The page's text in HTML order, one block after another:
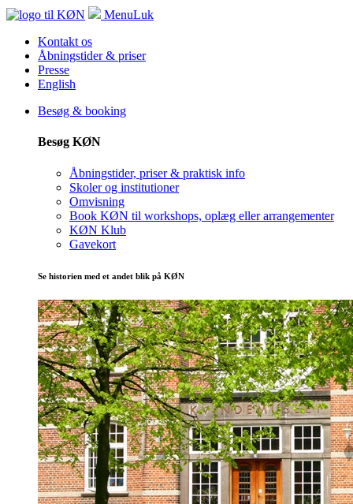
MenuLuk
Kontakt os
Åbningstider & priser
Presse
English
Besøg & booking
Besøg KØN
Åbningstider, priser & praktisk info
Skoler og institutioner
Omvisning
Book KØN til workshops, oplæg eller arrangementer
KØN Klub
Gavekort
Se historien med et andet blik på KØN